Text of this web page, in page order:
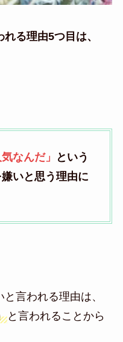
る理由5つ目は、
なんだ」
という
いと思う理由に
言われる理由は、
と言われることから